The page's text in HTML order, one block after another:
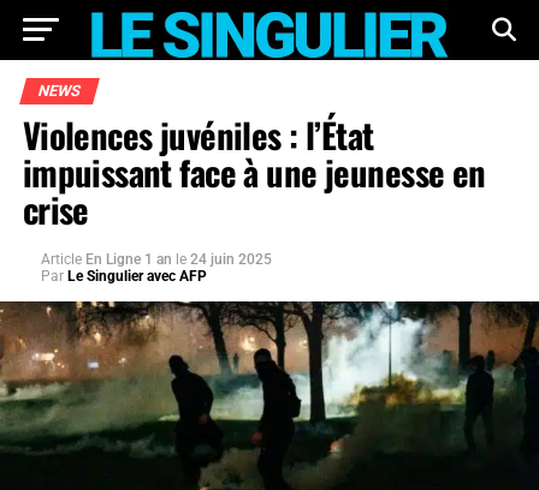
NEWS
Violences juvéniles : l’État
impuissant face à une jeunesse en
crise
Article En Ligne 1 an le 24 juin 2025
Par Le Singulier avec AFP